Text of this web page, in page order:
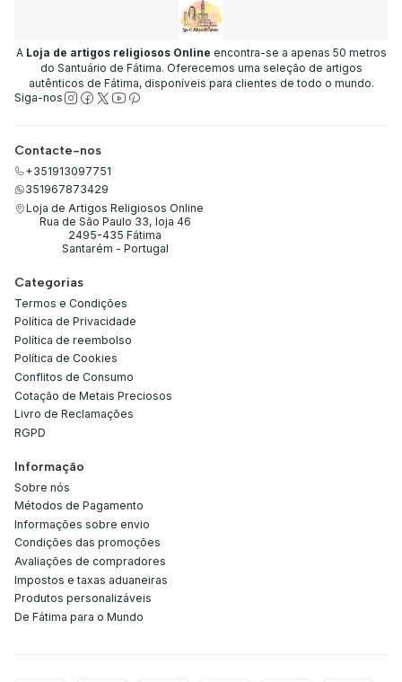
A Loja de artigos religiosos Online encontra-se a apenas 50 metros
do Santuário de Fátima. Oferecemos uma seleção de artigos
autênticos de Fátima, disponíveis para clientes de todo o mundo.
Siga-nos
Contacte-nos
+351913097751
351967873429
Loja de Artigos Religiosos Online
Rua de São Paulo 33, loja 46
2495-435 Fátima
Santarém - Portugal
Categorias
Termos e Condições
Política de Privacidade
Política de reembolso
Política de Cookies
Conflitos de Consumo
Cotação de Metais Preciosos
Livro de Reclamações
RGPD
Informação
Sobre nós
Métodos de Pagamento
Informações sobre envio
Condições das promoções
Avaliações de compradores
Impostos e taxas aduaneiras
Produtos personalizáveis
De Fátima para o Mundo